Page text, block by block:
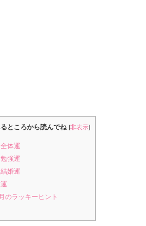
ところから読んでね [非表示]
体運
強運
婚運
のラッキーヒント